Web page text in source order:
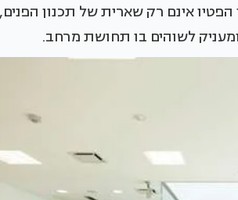
אינם רק שארית של תכנון
לשוהים בו תחושת מרחב.